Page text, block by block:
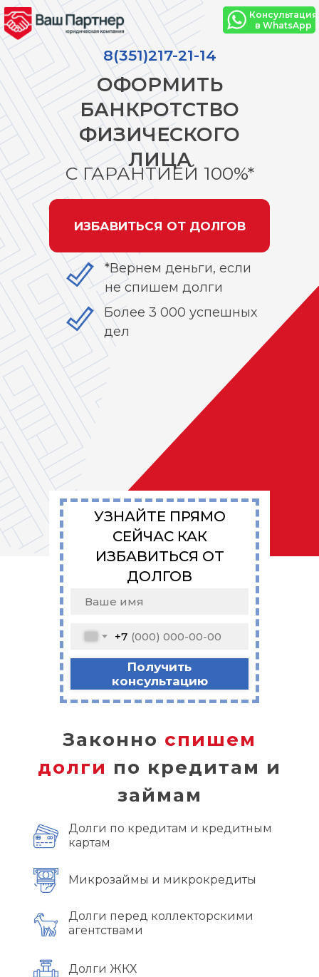
ОФОРМИТЬ
БАНКРОТСТВО
ФИЗИЧЕСКОГО
ЛИЦА
ИЗБАВИТЬСЯ ОТ ДОЛГОВ
8(351)217-21-14
С ГАРАНТИЕЙ 100%*
Консультация
в WhatsApp
*Вернем деньги, если
не спишем долги
Более 3 000 успешных
дел
+7
Получить
консультацию
УЗНАЙТЕ ПРЯМО
СЕЙЧАС КАК
ИЗБАВИТЬСЯ ОТ
ДОЛГОВ
Долги ЖКХ
Долги перед коллекторскими
агентствами
Долги по кредитам и кредитным
картам
Микрозаймы и микрокредиты
Законно спишем
долги по кредитам и
займам